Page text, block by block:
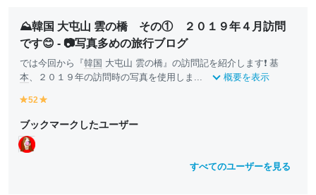
⛰️韓国 大屯山 雲の橋 その① ２０１９年４月訪問
です😊 - 📷写真多めの旅行ブログ
では今回から『韓国 大屯山 雲の橋』の訪問記を紹介します❗ 基
本、２０１９年の訪問時の写真を使用しま... 概要を表示
y
ll
o
w
52
ll
ブックマークしたユーザー
すべてのユーザーを見る